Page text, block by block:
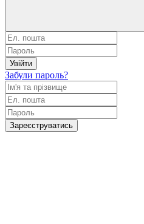
Увійти
Забули пароль?
Зареєструватись